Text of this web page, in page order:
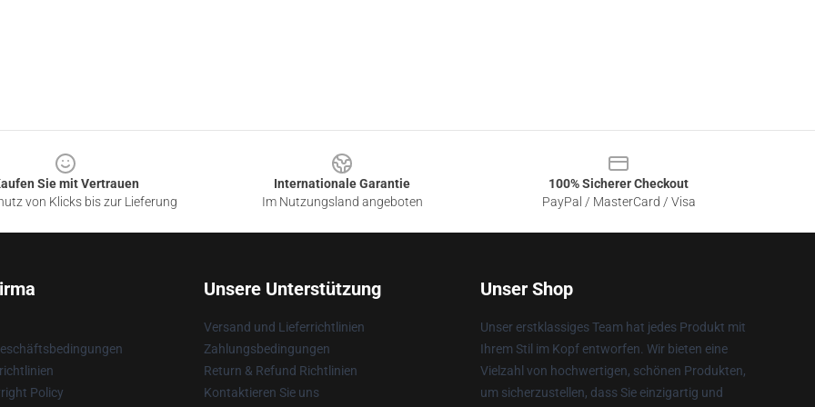
Sie mit Vertrauen
von Klicks bis zur Lieferung
Internationale Garantie
Im Nutzungsland angeboten
100% Sicherer Checkout
PayPal / MasterCard / Visa
Policy
Unsere Unterstützung
Versand und Lieferrichtlinien
Zahlungsbedingungen
Return & Refund Richtlinien
Kontaktieren Sie uns
Unser Shop
Unser erstklassiges Team hat jedes Produkt mit
Ihrem Stil im Kopf entworfen. Wir bieten eine
Vielzahl von hochwertigen, schönen Produkten,
um sicherzustellen, dass Sie einzigartig und